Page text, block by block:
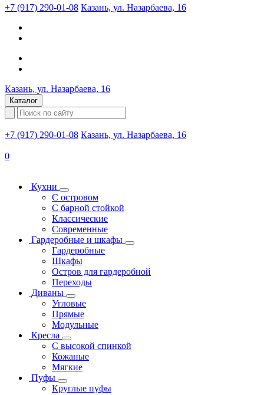
+7 (917) 290-01-08 Казань, ул. Назарбаева, 16
Казань, ул. Назарбаева, 16
Каталог
+7 (917) 290-01-08 Казань, ул. Назарбаева, 16
0
Кухни
С островом
С барной стойкой
Классические
Современные
Гардеробные и шкафы
Гардеробные
Шкафы
Остров для гардеробной
Переходы
Диваны
Угловые
Прямые
Модульные
Кресла
С высокой спинкой
Кожаные
Мягкие
Пуфы
Круглые пуфы